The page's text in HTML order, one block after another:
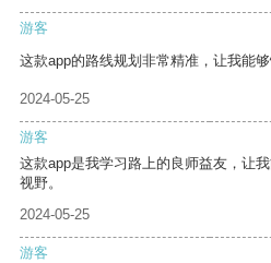
游客
这款app的路线规划非常精准，让我能够
2024-05-25
游客
这款app是我学习路上的良师益友，让
视野。
2024-05-25
游客